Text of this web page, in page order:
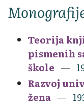
Teorija
pismenih
škole
Razvoj
žena